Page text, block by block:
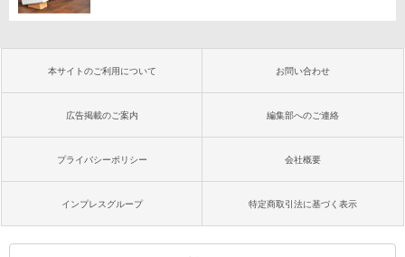
本サイトのご利用について お問い合わせ
広告掲載のご案内 編集部へのご連絡
プライバシーポリシー 会社概要
インプレスグループ 特定商取引法に基づく表示